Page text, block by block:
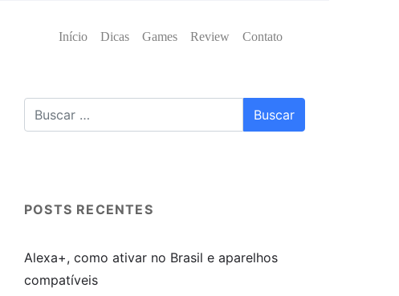
Início Dicas Games Review Contato
POSTS RECENTES
Alexa+, como ativar no Brasil e aparelhos
compatíveis